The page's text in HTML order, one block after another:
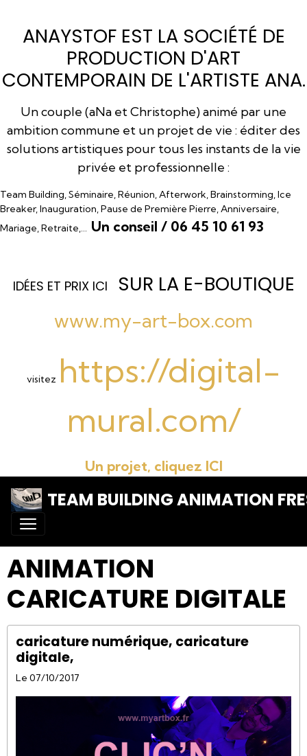
ANAYSTOF EST LA SOCIÉTÉ DE
PRODUCTION D'ART
CONTEMPORAIN DE L'ARTISTE ANA.
Un couple (aNa et Christophe) animé par une
ambition commune et un projet de vie : éditer des
solutions artistiques pour tous les instants de la vie
privée et professionnelle :
Team Building, Séminaire, Réunion, Afterwork, Brainstorming, Ice
Breaker, Inauguration, Pause de Première Pierre, Anniversaire,
Mariage, Retraite,… Un conseil / 06 45 10 61 93
IDÉES ET PRIX ICI SUR LA E-BOUTIQUE
www.my-art-box.com
visitez https://digital-
mural.com/
Un projet, cliquez ICI
TEAM BUILDING ANIMATION
ANIMATION
CARICATURE DIGITALE
caricature numérique, caricature
digitale,
Le 07/10/2017